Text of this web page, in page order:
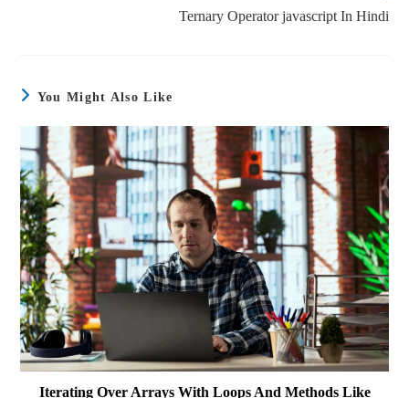
Ternary Operator javascript In Hindi
You Might Also Like
Iterating Over Arrays With Loops And Methods Like